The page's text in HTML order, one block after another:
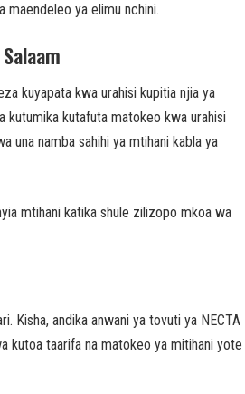
maendeleo ya elimu nchini.
kuyapata kwa urahisi kupitia njia ya
kutumika kutafuta matokeo kwa urahisi
una namba sahihi ya mtihani kabla ya
mtihani katika shule zilizopo mkoa wa
Kisha, andika anwani ya tovuti ya NECTA
kutoa taarifa na matokeo ya mitihani yote